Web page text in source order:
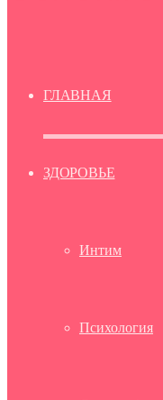
ГЛАВНАЯ
ЗДОРОВЬЕ
Интим
Психология